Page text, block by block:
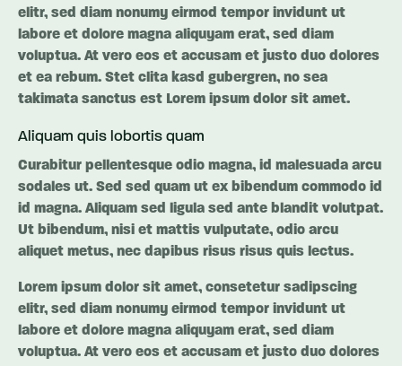
elitr, sed diam nonumy eirmod tempor invidunt ut
labore et dolore magna aliquyam erat, sed diam
voluptua. At vero eos et accusam et justo duo dolores
et ea rebum. Stet clita kasd gubergren, no sea
takimata sanctus est Lorem ipsum dolor sit amet.
Aliquam quis lobortis quam
Curabitur pellentesque odio magna, id malesuada arcu
sodales ut. Sed sed quam ut ex bibendum commodo id
id magna. Aliquam sed ligula sed ante blandit volutpat.
Ut bibendum, nisi et mattis vulputate, odio arcu
aliquet metus, nec dapibus risus risus quis lectus.
Lorem ipsum dolor sit amet, consetetur sadipscing
elitr, sed diam nonumy eirmod tempor invidunt ut
labore et dolore magna aliquyam erat, sed diam
voluptua. At vero eos et accusam et justo duo dolores